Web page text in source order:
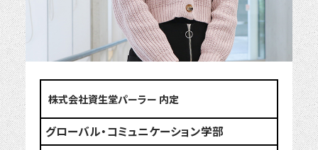
株式会社資生堂パーラー 内定
グローバル・コミュニケーション学部